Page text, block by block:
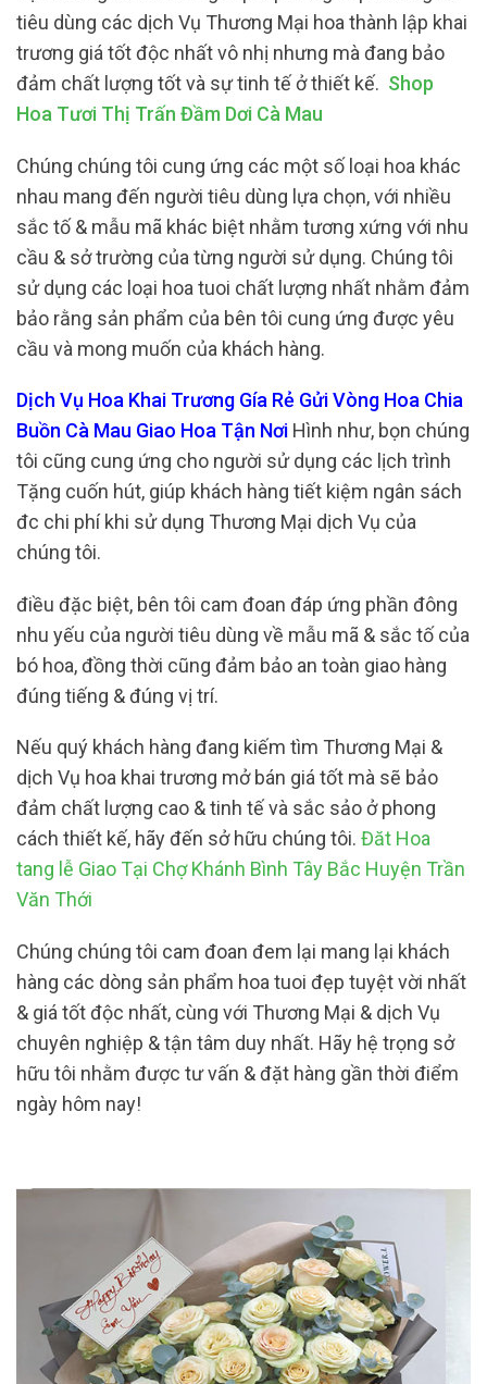
tiêu dùng các dịch Vụ Thương Mại hoa thành lập khai
trương giá tốt độc nhất vô nhị nhưng mà đang bảo
đảm chất lượng tốt và sự tinh tế ở thiết kế. Shop
Hoa Tươi Thị Trấn Đầm Dơi Cà Mau
Chúng chúng tôi cung ứng các một số loại hoa khác
nhau mang đến người tiêu dùng lựa chọn, với nhiều
sắc tố & mẫu mã khác biệt nhằm tương xứng với nhu
cầu & sở trường của từng người sử dụng. Chúng tôi
sử dụng các loại hoa tuoi chất lượng nhất nhằm đảm
bảo rằng sản phẩm của bên tôi cung ứng được yêu
cầu và mong muốn của khách hàng.
Dịch Vụ Hoa Khai Trương Gía Rẻ Gửi Vòng Hoa Chia
Buồn Cà Mau Giao Hoa Tận Nơi Hình như, bọn chúng
tôi cũng cung ứng cho người sử dụng các lịch trình
Tặng cuốn hút, giúp khách hàng tiết kiệm ngân sách
đc chi phí khi sử dụng Thương Mại dịch Vụ của
chúng tôi.
điều đặc biệt, bên tôi cam đoan đáp ứng phần đông
nhu yếu của người tiêu dùng về mẫu mã & sắc tố của
bó hoa, đồng thời cũng đảm bảo an toàn giao hàng
đúng tiếng & đúng vị trí.
Nếu quý khách hàng đang kiếm tìm Thương Mại &
dịch Vụ hoa khai trương mở bán giá tốt mà sẽ bảo
đảm chất lượng cao & tinh tế và sắc sảo ở phong
cách thiết kế, hãy đến sở hữu chúng tôi. Đăt Hoa
tang lễ Giao Tại Chợ Khánh Bình Tây Bắc Huyện Trần
Văn Thới
Chúng chúng tôi cam đoan đem lại mang lại khách
hàng các dòng sản phẩm hoa tuoi đẹp tuyệt vời nhất
& giá tốt độc nhất, cùng với Thương Mại & dịch Vụ
chuyên nghiệp & tận tâm duy nhất. Hãy hệ trọng sở
hữu tôi nhằm được tư vấn & đặt hàng gần thời điểm
ngày hôm nay!